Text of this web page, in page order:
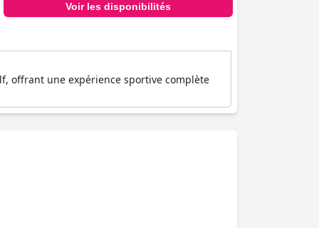
Voir les disponibilités
offrant une expérience sportive complète